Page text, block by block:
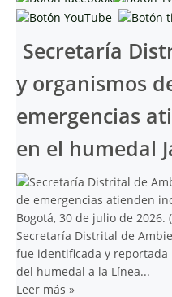
Secretaría
y organismos
emergencias
en el humedal
Bogotá, 30 de julio de 2026.
Secretaría Distrital de
fue identificada y
del humedal a la Línea...
Leer más »